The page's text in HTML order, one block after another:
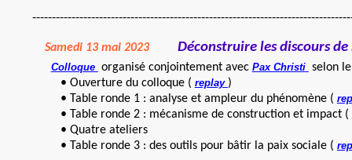
Samedi 13 mai 2023 Déconstruire les discours de
Colloque organisé conjointement avec Pax Christi selon
• Ouverture du colloque ( replay )
• Table ronde 1 : analyse et ampleur du phénomène (
• Table ronde 2 : mécanisme de construction et impact (
• Quatre ateliers
• Table ronde 3 : des outils pour bâtir la paix sociale (